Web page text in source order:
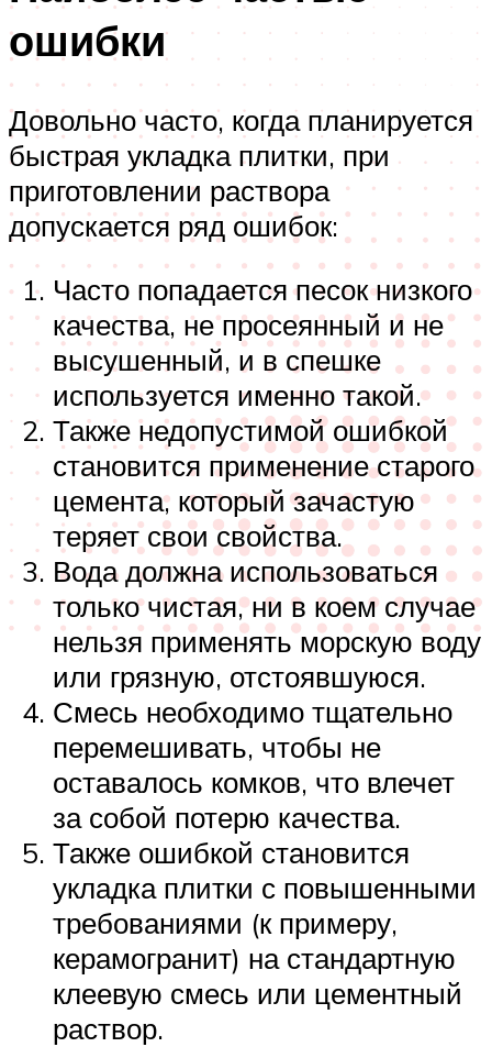
ошибки
Довольно часто, когда планируется
быстрая укладка плитки, при
приготовлении раствора
допускается ряд ошибок:
Часто попадается песок низкого
качества, не просеянный и не
высушенный, и в спешке
используется именно такой.
Также недопустимой ошибкой
становится применение старого
цемента, который зачастую
теряет свои свойства.
Вода должна использоваться
только чистая, ни в коем случае
нельзя применять морскую воду
или грязную, отстоявшуюся.
Смесь необходимо тщательно
перемешивать, чтобы не
оставалось комков, что влечет
за собой потерю качества.
Также ошибкой становится
укладка плитки с повышенными
требованиями (к примеру,
керамогранит) на стандартную
клеевую смесь или цементный
раствор.